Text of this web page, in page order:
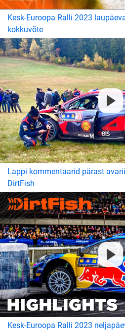
Kesk-Euroopa Ralli 2023
kokkuvõte
Lappi kommentaarid pärast
DirtFish
Kesk-Euroopa Ralli 2023